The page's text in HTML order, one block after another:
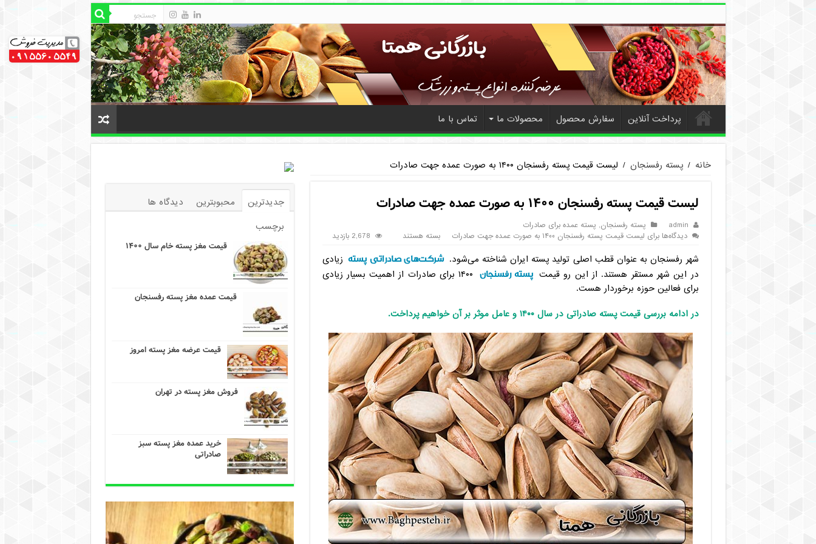
پرداخت آنلاین سفارش محصول محصولات ما تماس با ما
خانه / پسته رفسنجان / لیست قیمت پسته رفسنجان ۱۴۰۰ به صورت عمده جهت صادرات
لیست قیمت پسته رفسنجان ۱۴۰۰ به صورت عمده جهت صادرات
admin پسته رفسنجان, پسته عمده برای صادرات
دیدگاه‌هابرای لیست قیمت پسته رفسنجان ۱۴۰۰ به صورت عمده جهت صادرات بسته هستند 2,678 بازدید
شهر رفسنجان به عنوان قطب اصلی تولید پسته ایران شناخته می‌شود. شرکت‌های صادراتی پسته زیادی
در این شهر مستقر هستند. از این رو قیمت پسته رفسنجان
۱۴۰۰ برای صادرات از اهمیت بسیار زیادی
برای فعالین حوزه برخوردار هست.
در ادامه بررسی قیمت پسته صادراتی در سال ۱۴۰۰ و عامل موثر بر آن خواهیم پرداخت.
جدیدترین محبوبترین
دیدگاه ها
برچسب
قیمت مغز پسته خام سال ۱۴۰۰
قیمت عمده مغز پسته رفسنجان
قیمت عرضه مغز پسته امروز
فروش مغز پسته در تهران
خرید عمده مغز پسته سبز
صادراتی